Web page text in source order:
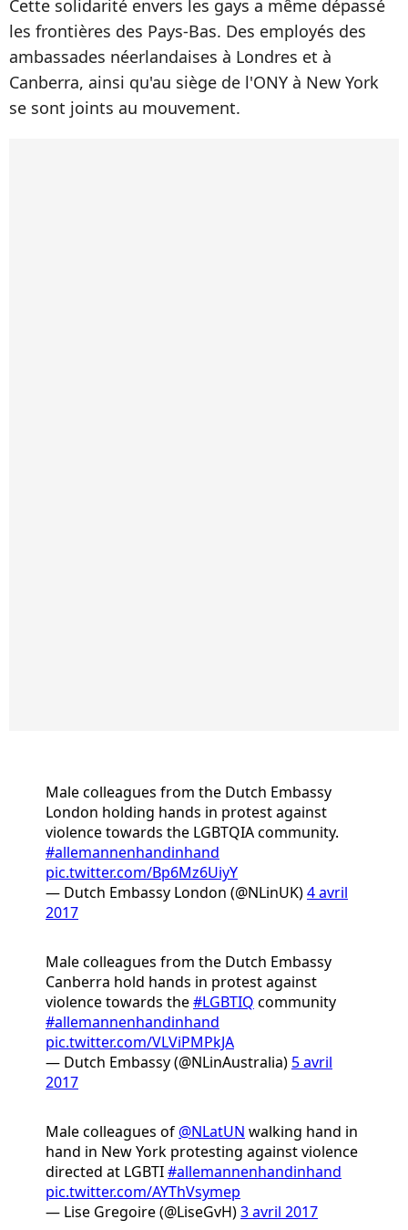
Cette solidarité envers les gays a même dépassé
les frontières des Pays-Bas. Des employés des
ambassades néerlandaises à Londres et à
Canberra, ainsi qu'au siège de l'ONY à New York
se sont joints au mouvement.
Male colleagues from the Dutch Embassy
London holding hands in protest against
violence towards the LGBTQIA community.
#allemannenhandinhand
pic.twitter.com/Bp6Mz6UiyY
— Dutch Embassy London (@NLinUK)4 avril
2017
Male colleagues from the Dutch Embassy
Canberra hold hands in protest against
violence towards the#LGBTIQ community
#allemannenhandinhand
pic.twitter.com/VLViPMPkJA
— Dutch Embassy (@NLinAustralia) 5 avril
2017
Male colleagues of @NLatUN walking hand in
hand in New York protesting against violence
directed at LGBTI#allemannenhandinhand
pic.twitter.com/AYThVsymep
— Lise Gregoire (@LiseGvH)3 avril 2017